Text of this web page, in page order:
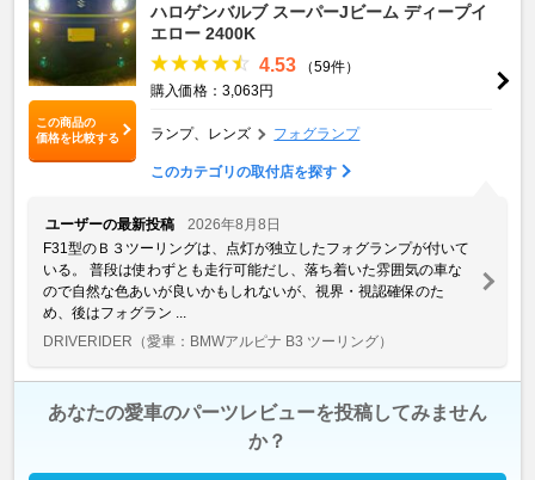
この商品の
価格を比較する
ハロゲンバルブ スーパーJビーム ディープイ
エロー 2400K
4.53
（59件）
購入価格：3,063円
ランプ、レンズ フォグランプ
このカテゴリの取付店を探す
ユーザーの最新投稿
2026年8月8日
F31型のＢ３ツーリングは、点灯が独立したフォグランプが付いて
いる。 普段は使わずとも走行可能だし、落ち着いた雰囲気の車な
ので自然な色あいが良いかもしれないが、視界・視認確保のた
め、後はフォグラン ...
DRIVERIDER （愛車：BMWアルピナ B3 ツーリング）
あなたの愛車のパーツレビューを投稿してみません
か？